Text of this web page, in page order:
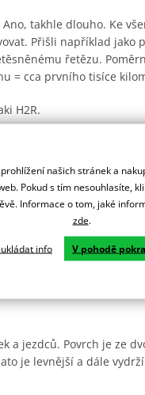
takhle dlouho. Ke
Přišli například jako
řetězu.
= cca prvního tisíce
H2R.
přes Rallye Dakar,
pro delší životnost a
a jezdců. Povrch je ze
je levnější a dále
našich stránek a
Pokud s tím nesouhlasíte,
Informace o tom, jaké
zde.
info V pohodě